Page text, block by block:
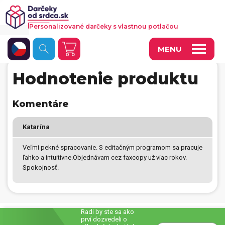
MENU
Fotoobrazy a dekorácie
Kalendáre
Fotoknihy a fotozošity
Personalizované hry
Tašky, vaky, ruksaky
Personalizované darčeky s vlastnou potlačou
Hodnotenie produktu
Komentáre
Katarína
Veľmi pekné spracovanie. S editačným programom sa pracuje
ľahko a intuitívne.Objednávam cez faxcopy už viac rokov.
Spokojnosť.
Radi by ste sa ako
prví dozvedeli o